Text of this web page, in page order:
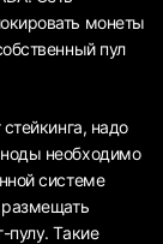
монеты
пул
надо
необходимо
системе
размещать
пулу. Такие